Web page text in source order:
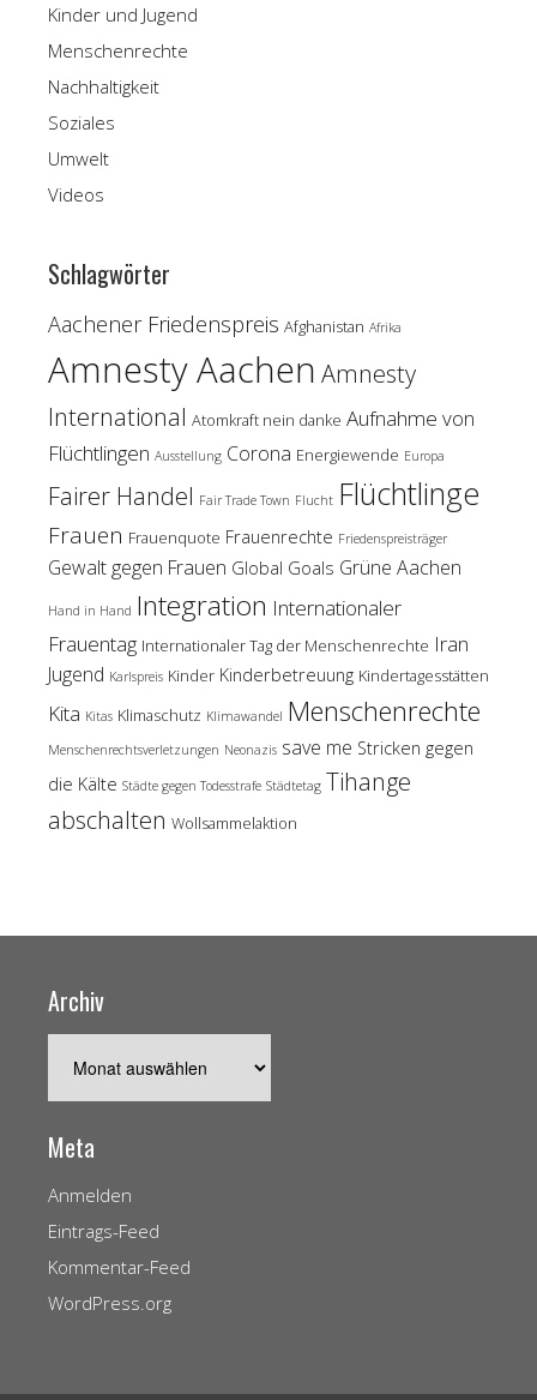
Kinder und Jugend
Menschenrechte
Nachhaltigkeit
Soziales
Umwelt
Videos
Schlagwörter
Aachener Friedenspreis Afghanistan Afrika
Amnesty Aachen Amnesty
International Atomkraft nein danke Aufnahme von
Flüchtlingen Ausstellung Corona Energiewende Europa
Fairer Handel Fair Trade Town Flucht Flüchtlinge
Frauen Frauenquote Frauenrechte Friedenspreisträger
Gewalt gegen Frauen Global Goals Grüne Aachen
Hand in Hand Integration Internationaler
Frauentag Internationaler Tag der Menschenrechte Iran
Jugend Karlspreis Kinder Kinderbetreuung Kindertagesstätten
Kita Kitas Klimaschutz Klimawandel Menschenrechte
Menschenrechtsverletzungen Neonazis save me Stricken gegen
die Kälte Städte gegen Todesstrafe Städtetag Tihange
abschalten Wollsammelaktion
Archiv
Meta
Anmelden
Eintrags-Feed
Kommentar-Feed
WordPress.org